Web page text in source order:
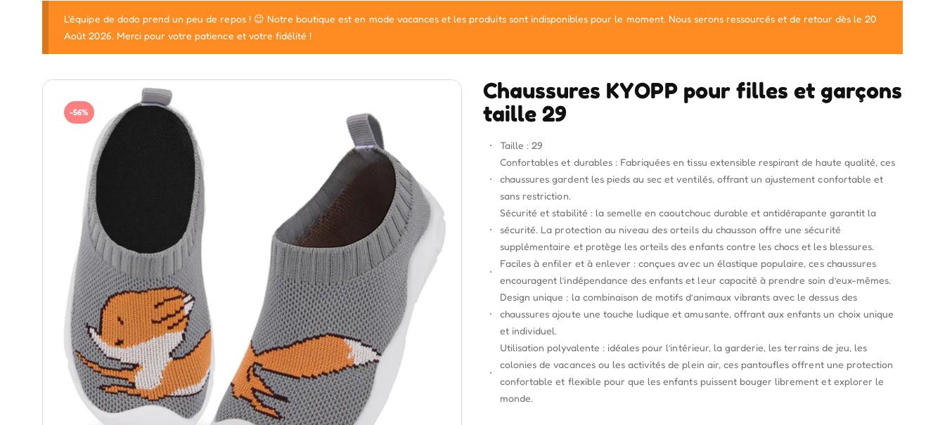
L'équipe de dodo prend un peu de repos ! 😉 Notre boutique est en mode vacances et les produits sont indisponibles pour le moment. Nous serons ressourcés et de retour dès le 20
Août 2026. Merci pour votre patience et votre fidélité !
-56%
Chaussures KYOPP pour filles et garçons
taille 29
Taille : 29
Confortables et durables : Fabriquées en tissu extensible respirant de haute qualité, ces
chaussures gardent les pieds au sec et ventilés, offrant un ajustement confortable et
sans restriction.
Sécurité et stabilité : la semelle en caoutchouc durable et antidérapante garantit la
sécurité. La protection au niveau des orteils du chausson offre une sécurité
supplémentaire et protège les orteils des enfants contre les chocs et les blessures.
Faciles à enfiler et à enlever : conçues avec un élastique populaire, ces chaussures
encouragent l’indépendance des enfants et leur capacité à prendre soin d’eux-mêmes.
Design unique : la combinaison de motifs d’animaux vibrants avec le dessus des
chaussures ajoute une touche ludique et amusante, offrant aux enfants un choix unique
et individuel.
Utilisation polyvalente : idéales pour l’intérieur, la garderie, les terrains de jeu, les
colonies de vacances ou les activités de plein air, ces pantoufles offrent une protection
confortable et flexible pour que les enfants puissent bouger librement et explorer le
monde.